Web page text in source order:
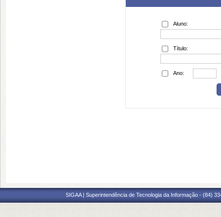
Aluno:
Título:
Ano:
SIGAA | Superintendência de Tecnologia da Informação - (84)